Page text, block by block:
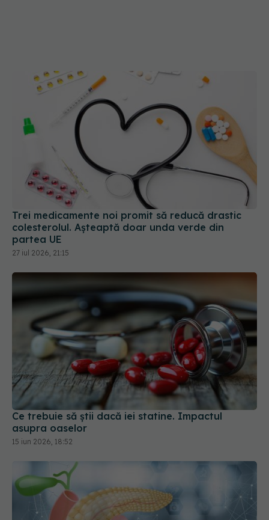
Trei medicamente noi promit să reducă drastic
colesterolul. Așteaptă doar unda verde din
partea UE
27 iul 2026, 21:15
Ce trebuie să știi dacă iei statine. Impactul
asupra oaselor
15 iun 2026, 18:52